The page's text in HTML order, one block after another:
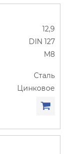
12,9
DIN 127
М8
Сталь
Цинковое